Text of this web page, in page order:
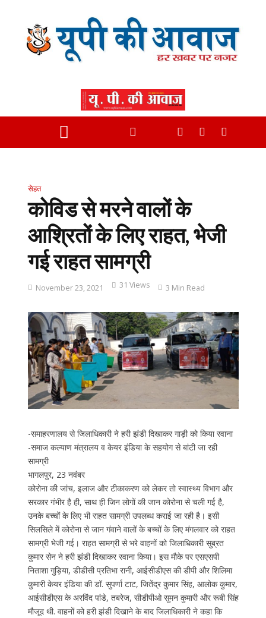
सेहत
कोविड से मरने वालों के
आश्रितों के लिए राहत, भेजी
गई राहत सामग्री
November 23, 2021 31 Views 3 Min Read
-समाहरणालय से जिलाधिकारी ने हरी झंडी दिखाकर गाड़ी को किया रवाना
-समाज कल्याण मंत्रालय व केयर इंडिया के सहयोग से बांटी जा रही
सामग्री
भागलपुर, 23 नवंबर
कोरोना की जांच, इलाज और टीकाकरण को लेकर तो स्वास्थ्य विभाग और
सरकार गंभीर है ही, साथ ही जिन लोगों की जान कोरोना से चली गई है,
उनके बच्चों के लिए भी राहत सामग्री उपलब्ध कराई जा रही है। इसी
सिलसिले में कोरोना से जान गंवाने वालों के बच्चों के लिए मंगलवार को राहत
सामग्री भेजी गई। राहत सामग्री से भरे वाहनों को जिलाधिकारी सुब्रत
कुमार सेन ने हरी झंडी दिखाकर रवाना किया। इस मौके पर एसएसपी
निताशा गुड़िया, डीडीसी प्रतिभा रानी, आईसीडीएस की डीपी और शिलिमा
कुमारी केयर इंडिया की डॉ. सुपर्णा टाट, जितेंद्र कुमार सिंह, आलोक कुमार,
आईसीडीएस के अरविंद पांडे, तबरेज, सीडीपीओ सुमन कुमारी और रूबी सिंह
मौजूद थी. वाहनों को हरी झंडी दिखाने के बाद जिलाधिकारी ने कहा कि